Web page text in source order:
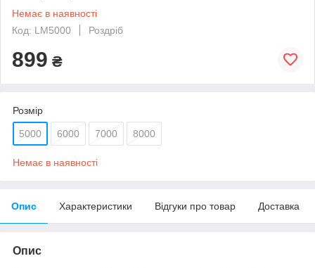
Немає в наявності
Код: LM5000
Роздріб
899 ₴
Розмір
5000 6000 7000 8000
Немає в наявності
Опис Характеристики Відгуки про товар Доставка
Опис